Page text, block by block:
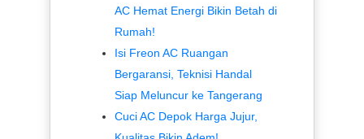
AC Hemat Energi Bikin Betah di
Rumah!
Isi Freon AC Ruangan
Bergaransi, Teknisi Handal
Siap Meluncur ke Tangerang
Cuci AC Depok Harga Jujur,